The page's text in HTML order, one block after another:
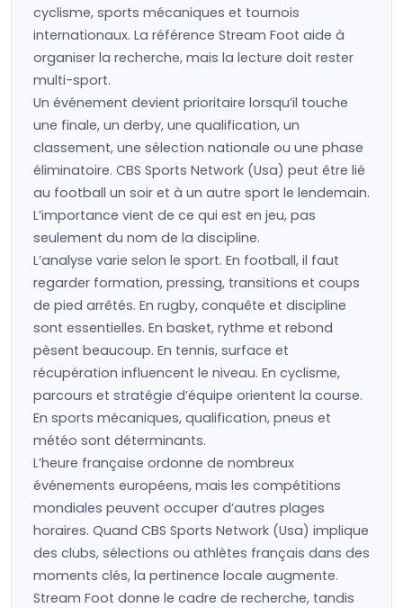
cyclisme, sports mécaniques et tournois
internationaux. La référence Stream Foot aide à
organiser la recherche, mais la lecture doit rester
multi-sport.
Un événement devient prioritaire lorsqu’il touche
une finale, un derby, une qualification, un
classement, une sélection nationale ou une phase
éliminatoire. CBS Sports Network (Usa) peut être lié
au football un soir et à un autre sport le lendemain.
L’importance vient de ce qui est en jeu, pas
seulement du nom de la discipline.
L’analyse varie selon le sport. En football, il faut
regarder formation, pressing, transitions et coups
de pied arrêtés. En rugby, conquête et discipline
sont essentielles. En basket, rythme et rebond
pèsent beaucoup. En tennis, surface et
récupération influencent le niveau. En cyclisme,
parcours et stratégie d’équipe orientent la course.
En sports mécaniques, qualification, pneus et
météo sont déterminants.
L’heure française ordonne de nombreux
événements européens, mais les compétitions
mondiales peuvent occuper d’autres plages
horaires. Quand CBS Sports Network (Usa) implique
des clubs, sélections ou athlètes français dans des
moments clés, la pertinence locale augmente.
Stream Foot donne le cadre de recherche, tandis